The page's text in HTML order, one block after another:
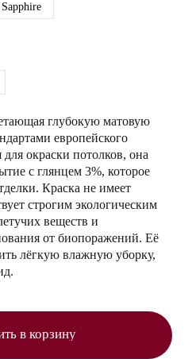
Sapphire
глубокую матовую
европейского
окраски потолков, она
с глянцем 3%, которое
Краска не имеет
строгим экологическим
веществ и
от биопоражений. Её
лёгкую влажную уборку,
в корзину